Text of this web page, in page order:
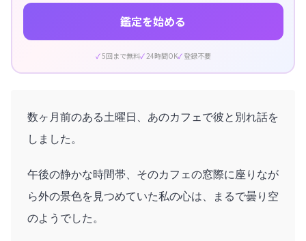
鑑定を始める
5回まで無料 24時間OK 登録不要
数ヶ月前のある土曜日、あのカフェで彼と別れ話を
しました。
午後の静かな時間帯、そのカフェの窓際に座りなが
ら外の景色を見つめていた私の心は、まるで曇り空
のようでした。